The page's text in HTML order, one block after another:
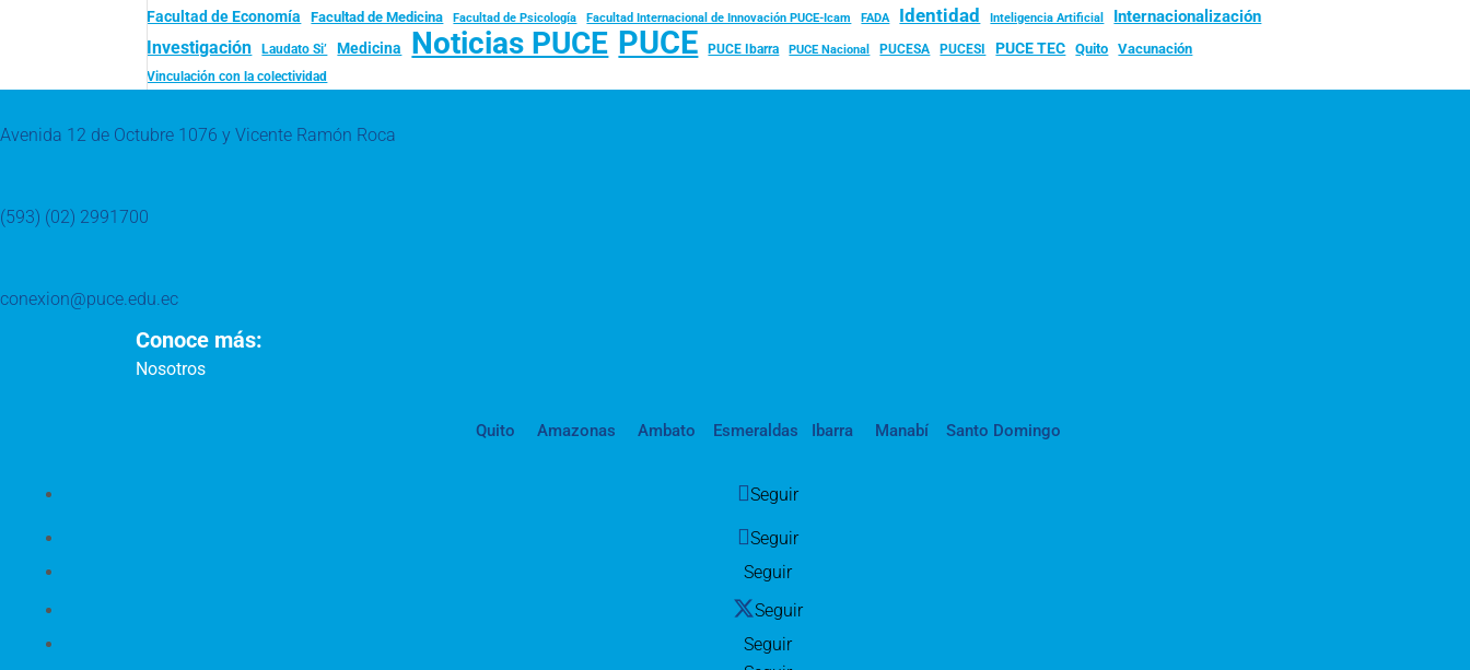
Facultad de Economía Facultad de Medicina Facultad de Psicología Facultad Internacional de Innovación PUCE-Icam FADA Identidad Inteligencia Artificial Internacionalización
Investigación Laudato Si’ Medicina Noticias PUCE PUCE PUCE Ibarra PUCE Nacional PUCESA PUCESI PUCE TEC Quito Vacunación
Vinculación con la colectividad
Avenida 12 de Octubre 1076 y Vicente Ramón Roca
(593) (02) 2991700
conexion@puce.edu.ec
Conoce más:
Nosotros
Quito Amazonas Ambato Esmeraldas Ibarra Manabí Santo Domingo
Seguir
Seguir
Seguir
Seguir
Seguir